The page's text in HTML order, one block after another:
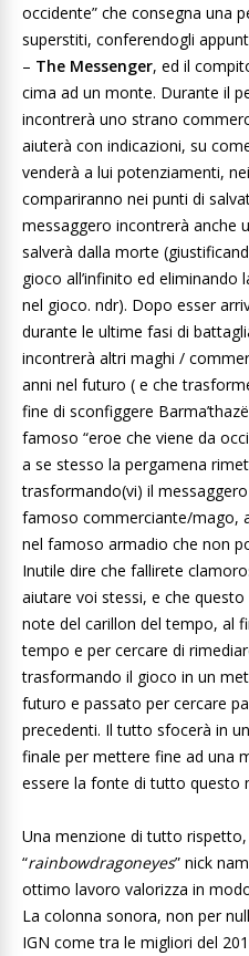
occidente” che consegna una
superstiti, conferendogli
– The Messenger, ed il
cima ad un monte. Durante il
incontrerà uno strano
aiuterà con indicazioni, su
venderà a lui potenziamenti,
compariranno nei punti di
messaggero incontrerà anche
salverà dalla morte
gioco all’infinito ed
nel gioco. ndr). Dopo esser
durante le ultime fasi di
incontrerà altri maghi /
anni nel futuro ( e che
fine di sconfiggere
famoso “eroe che viene da
a se stesso la pergamena
trasformando(vi) il
famoso commerciante/mago,
nel famoso armadio che non
Inutile dire che fallirete
aiutare voi stessi, e che
note del carillon del tempo, al
tempo e per cercare di
trasformando il gioco in un
futuro e passato per cercare
precedenti. Il tutto sfocerà in
finale per mettere fine ad una
essere la fonte di tutto questo
Una menzione di tutto
“rainbowdragoneyes” nick
ottimo lavoro valorizza in
La colonna sonora, non per
IGN come tra le migliori del